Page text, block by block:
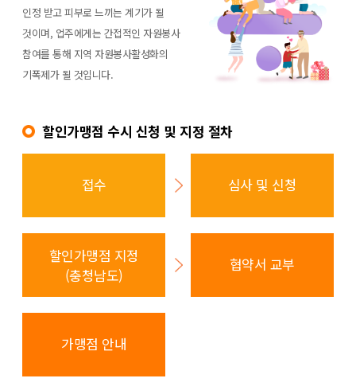
인정 받고 피부로 느끼는 계기가 될
것이며, 업주에게는 간접적인 자원봉사
참여를 통해 지역 자원봉사활성화의
기폭제가 될 것입니다.
할인가맹점 수시 신청 및 지정 절차
접수 심사 및 신청
할인가맹점 지정
(충청남도)
협약서 교부
가맹점 안내